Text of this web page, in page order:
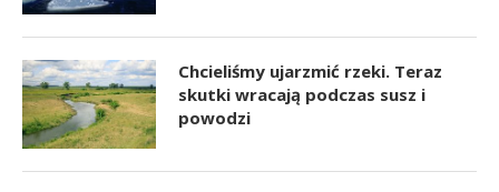
Chcieliśmy ujarzmić rzeki. Teraz
skutki wracają podczas susz i
powodzi